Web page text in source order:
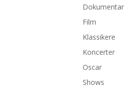
Dokumentar
Film
Klassikere
Koncerter
Oscar
Shows